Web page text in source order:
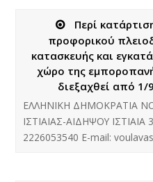
Περί
προφορικού
κατασκευής και
χώρο της
διεξαχθεί από
ΕΛΛΗΝΙΚΗ ΔΗΜΟΚΡΑΤΙΑ
ΙΣΤΙΑΙΑΣ-ΑΙΔΗΨΟΥ
2226053540 E-mail: